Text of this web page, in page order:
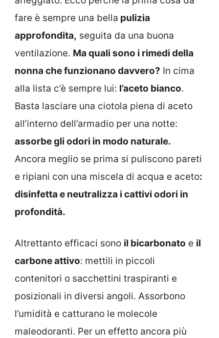
fare è sempre una bella pulizia
approfondita, seguita da una buona
ventilazione. Ma quali sono i rimedi della
nonna che funzionano davvero? In cima
alla lista c’è sempre lui: l’aceto bianco.
Basta lasciare una ciotola piena di aceto
all’interno dell’armadio per una notte:
assorbe gli odori in modo naturale.
Ancora meglio se prima si puliscono pareti
e ripiani con una miscela di acqua e aceto:
disinfetta e neutralizza i cattivi odori in
profondità.
Altrettanto efficaci sono il bicarbonato e il
carbone attivo: mettili in piccoli
contenitori o sacchettini traspiranti e
posizionali in diversi angoli. Assorbono
l’umidità e catturano le molecole
maleodoranti. Per un effetto ancora più